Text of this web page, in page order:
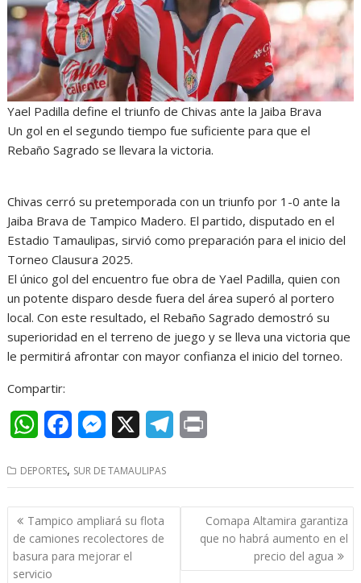
p
p
o
k
g
e
r
a
m
Yael Padilla define el triunfo de Chivas ante la Jaiba Brava
Un gol en el segundo tiempo fue suficiente para que el
Rebaño Sagrado se llevara la victoria.
Chivas cerró su pretemporada con un triunfo por 1-0 ante la
Jaiba Brava de Tampico Madero. El partido, disputado en el
Estadio Tamaulipas, sirvió como preparación para el inicio del
Torneo Clausura 2025.
El único gol del encuentro fue obra de Yael Padilla, quien con
un potente disparo desde fuera del área superó al portero
local. Con este resultado, el Rebaño Sagrado demostró su
superioridad en el terreno de juego y se lleva una victoria que
le permitirá afrontar con mayor confianza el inicio del torneo.
Compartir:
W
a
t
s
A
c
e
b
o
M
s
s
e
n
e
n
t
DEPORTES, SUR DE TAMAULIPAS
Navegación
de
entradas
Tampico ampliará su flota
de camiones recolectores de
basura para mejorar el
servicio
Comapa Altamira garantiza
que no habrá aumento en el
precio del agua